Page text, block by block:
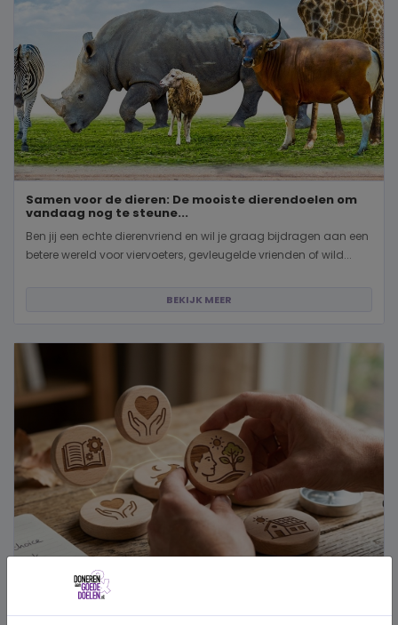
Samen voor de dieren: De mooiste dierendoelen om
vandaag nog te steune...
Ben jij een echte dierenvriend en wil je graag bijdragen aan een
betere wereld voor viervoeters, gevleugelde vrienden of wild...
BEKIJK MEER